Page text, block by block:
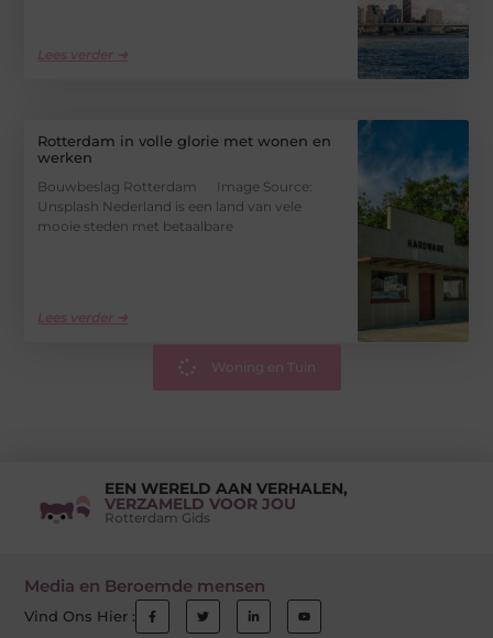
Lees verder ➜
Rotterdam in volle glorie met wonen en
werken
Bouwbeslag Rotterdam ‍ Image Source:
Unsplash‍ Nederland is een land van vele
mooie steden met betaalbare
Lees verder ➜
Woning en Tuin
EEN WERELD AAN VERHALEN,
VERZAMELD VOOR JOU
Rotterdam Gids
Media en Beroemde mensen
Vind Ons Hier :